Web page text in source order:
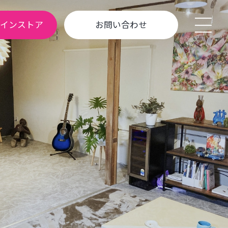
ンストア お問い合わせ
あ な た の 暮 ら し を
も っ と 豊 か に